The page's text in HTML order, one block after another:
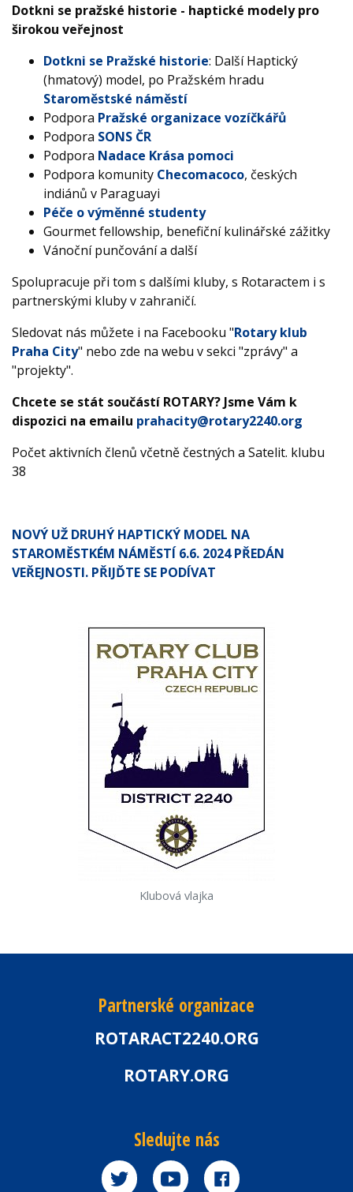
Dotkni se pražské historie - haptické modely pro
širokou veřejnost
Dotkni se Pražské historie: Další Haptický
(hmatový) model, po Pražském hradu
Staroměstské náměstí
Podpora Pražské organizace vozíčkářů
Podpora SONS ČR
Podpora Nadace Krása pomoci
Podpora komunity Checomacoco, českých
indiánů v Paraguayi
Péče o výměnné studenty
Gourmet fellowship, benefiční kulinářské zážitky
Vánoční punčování a další
Spolupracuje při tom s dalšími kluby, s Rotaractem i s
partnerskými kluby v zahraničí.
Sledovat nás můžete i na Facebooku "Rotary klub
Praha City" nebo zde na webu v sekci "zprávy" a
"projekty".
Chcete se stát součástí ROTARY? Jsme Vám k
dispozici na emailu prahacity@rotary2240.org
Počet aktivních členů včetně čestných a Satelit. klubu
38
NOVÝ UŽ DRUHÝ HAPTICKÝ MODEL NA
STAROMĚSTKÉM NÁMĚSTÍ 6.6. 2024 PŘEDÁN
VEŘEJNOSTI. PŘIJĎTE SE PODÍVAT
Klubová vlajka
Partnerské organizace
ROTARACT2240.ORG
ROTARY.ORG
Sledujte nás